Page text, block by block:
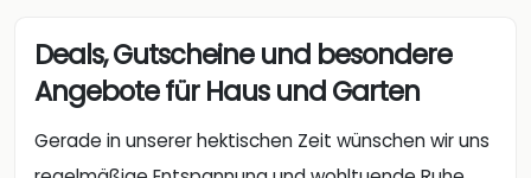
Deals, Gutscheine und besondere
Angebote für Haus und Garten
Gerade in unserer hektischen Zeit wünschen wir uns